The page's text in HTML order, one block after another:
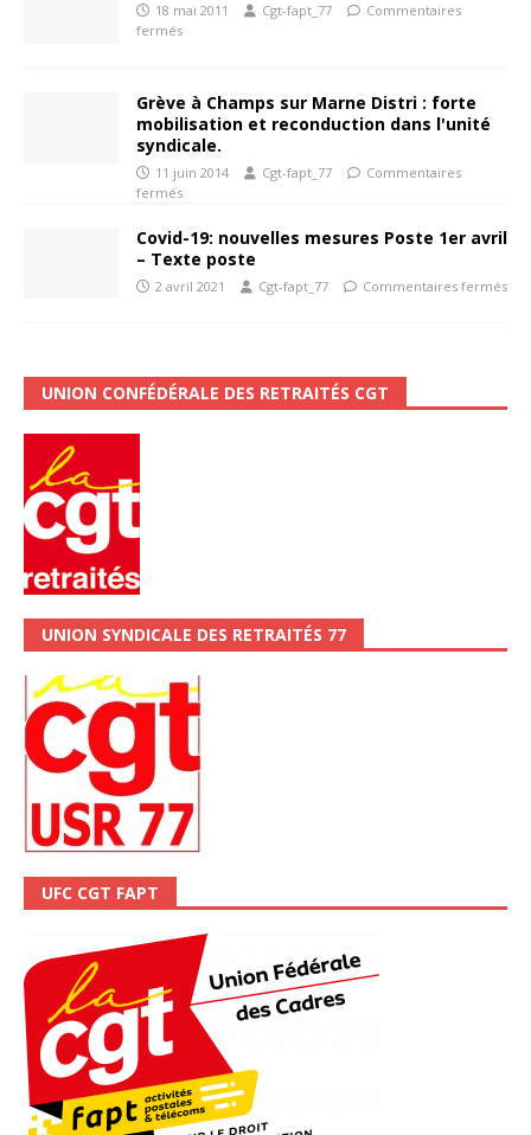
18 mai 2011 Cgt-fapt_77
Commentaires
fermés
Grève à Champs sur Marne Distri : forte
mobilisation et reconduction dans l'unité
syndicale.
11 juin 2014 Cgt-fapt_77
Commentaires
fermés
Covid-19: nouvelles mesures Poste 1er avril
– Texte poste
2 avril 2021 Cgt-fapt_77 Commentaires fermés
UNION CONFÉDÉRALE DES RETRAITÉS CGT
UNION SYNDICALE DES RETRAITÉS 77
UFC CGT FAPT